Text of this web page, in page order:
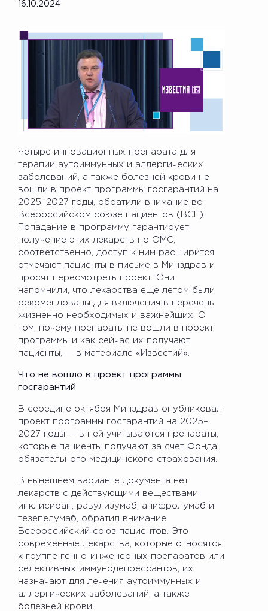
16.10.2024
Четыре инновационных препарата для
терапии аутоиммунных и аллергических
заболеваний, а также болезней крови не
вошли в проект программы госгарантий на
2025–2027 годы, обратили внимание во
Всероссийском союзе пациентов (ВСП).
Попадание в программу гарантирует
получение этих лекарств по ОМС,
соответственно, доступ к ним расширится,
отмечают пациенты в письме в Минздрав и
просят пересмотреть проект. Они
напомнили, что лекарства еще летом были
рекомендованы для включения в перечень
жизненно необходимых и важнейших. О
том, почему препараты не вошли в проект
программы и как сейчас их получают
пациенты, — в материале «Известий».
Что не вошло в проект программы
госгарантий
В середине октября Минздрав опубликовал
проект программы госгарантий на 2025–
2027 годы — в ней учитываются препараты,
которые пациенты получают за счет Фонда
обязательного медицинского страхования.
В нынешнем варианте документа нет
лекарств с действующими веществами
инклисиран, равулизумаб, анифролумаб и
тезепелумаб, обратил внимание
Всероссийский союз пациентов. Это
современные лекарства, которые относятся
к группе генно-инженерных препаратов или
селективных иммунодепрессантов, их
назначают для лечения аутоиммунных и
аллергических заболеваний, а также
болезней крови.